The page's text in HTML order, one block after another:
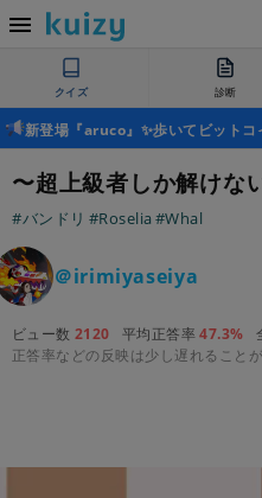
クイズ 診断
新登場『aruco』✨歩いてビット
〜超上級者しか解け
#バンドリ #Roselia #Whal
＠irimiyaseiya
ビュー数 2120 平均正答率47.3%
正答率などの反映は少し遅れることが